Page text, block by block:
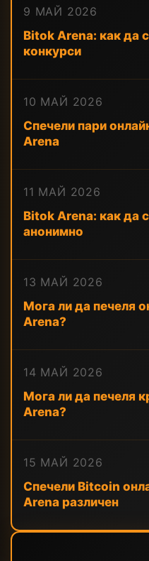
9 МАЙ 2026
Bitok Arena: как да
конкурси
10 МАЙ 2026
Спечели пари
Arena
11 МАЙ 2026
Bitok Arena: как да
анонимно
13 МАЙ 2026
Мога ли да печеля
Arena?
14 МАЙ 2026
Мога ли да печеля
Arena?
15 МАЙ 2026
Спечели Bitcoin
Arena различен